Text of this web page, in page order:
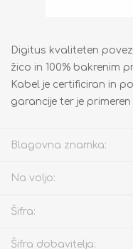
Digitus kvaliteten
žico in 100% bakrenim
Kabel je certificiran in
garancije ter je
Blagovna znamka:
Na voljo:
Šifra:
Šifra dobavitelja: